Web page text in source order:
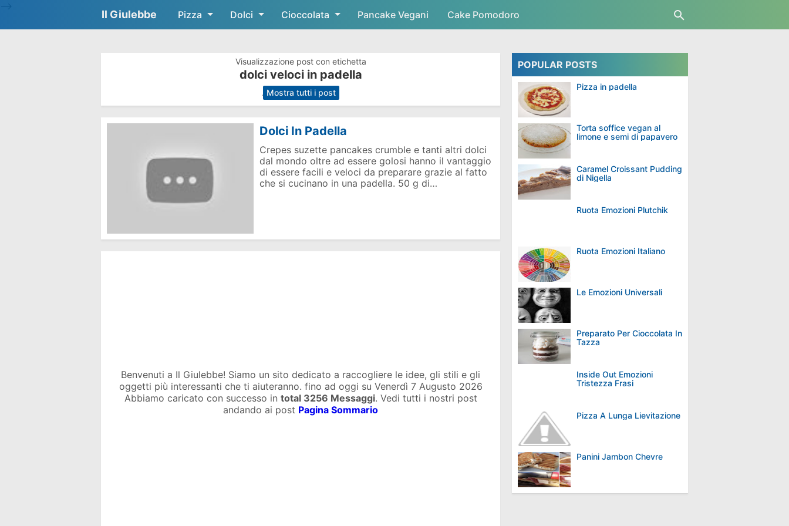
Skip to main content
Il Giulebbe Pizza Dolci Cioccolata Pancake Vegani Cake Pomodoro
Visualizzazione post con etichetta
dolci veloci in padella
. Mostra tutti i post
Dolci In Padella
Crepes suzette pancakes crumble e tanti altri dolci
dal mondo oltre ad essere golosi hanno il vantaggio
di essere facili e veloci da preparare grazie al fatto
che si cucinano in una padella. 50 g di…
Benvenuti a Il Giulebbe! Siamo un sito dedicato a raccogliere le idee, gli stili e gli
oggetti più interessanti che ti aiuteranno. fino ad oggi su Venerdì 7 Augusto 2026
Abbiamo caricato con successo in total 3256 Messaggi. Vedi tutti i nostri post
andando ai post Pagina Sommario
POPULAR POSTS
Pizza in padella
Torta soffice vegan al
limone e semi di papavero
Caramel Croissant Pudding
di Nigella
Ruota Emozioni Plutchik
Ruota Emozioni Italiano
Le Emozioni Universali
Preparato Per Cioccolata In
Tazza
Inside Out Emozioni
Tristezza Frasi
Pizza A Lunga Lievitazione
Panini Jambon Chevre